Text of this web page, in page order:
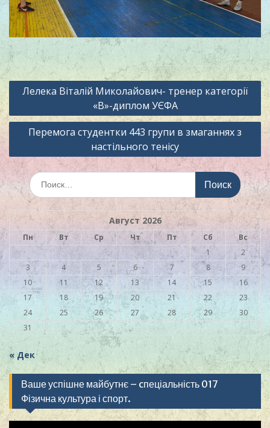
Навигация
записям
Лелека Віталій Миколайович- тренер категорії
«В»-диплом УЄФА
Перемога студентки 443 групи в змаганнях з
настільного тенісу
Искать:
Август 2026
Пн Вт Ср Чт Пт Сб
Вс
1
2
3
4 5 6 7 8
9
10
11 12 13 14 15
16
17
18 19 20 21 22
23
24
25 26 27 28 29
30
31
« Дек
Ваше успішне майбутнє – cпеціальність 017
Фізична культура і спорт.